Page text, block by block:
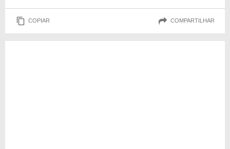
COPIAR COMPARTILHAR